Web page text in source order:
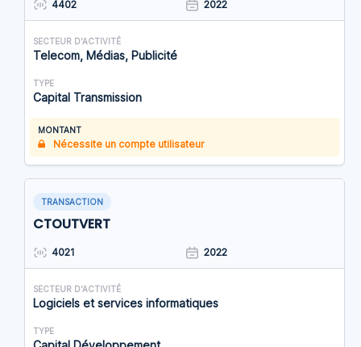
4402 2022
SECTEUR D'ACTIVITÉ
Telecom, Médias, Publicité
TYPE
Capital Transmission
MONTANT
Nécessite un compte utilisateur
TRANSACTION
CTOUTVERT
4021 2022
SECTEUR D'ACTIVITÉ
Logiciels et services informatiques
TYPE